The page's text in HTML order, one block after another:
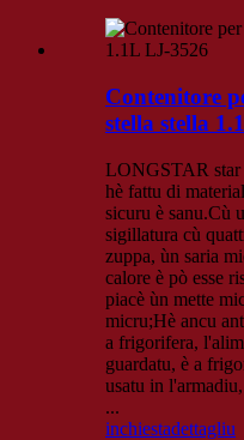
Contenitore
stella stella
LONGSTAR star
hè fattu di
sicuru è sanu.Cù
sigillatura cù
zuppa, ùn saria
calore è pò esse
piacè ùn mette
micru;Hè ancu
a frigorifera,
guardatu, è a
usatu in
...
inchiestadettagliu